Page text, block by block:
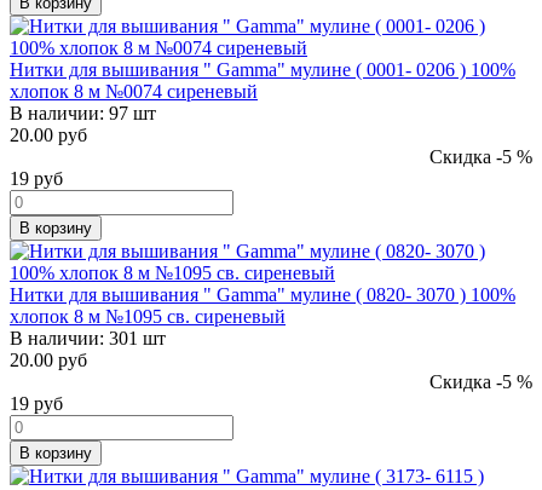
Нитки для вышивания " Gamma" мулине ( 0001- 0206 ) 100%
хлопок 8 м №0074 сиреневый
В наличии: 97 шт
20.00 руб
Скидка -5 %
19 руб
В корзину
Нитки для вышивания " Gamma" мулине ( 0820- 3070 ) 100%
хлопок 8 м №1095 св. сиреневый
В наличии: 301 шт
20.00 руб
Скидка -5 %
19 руб
В корзину